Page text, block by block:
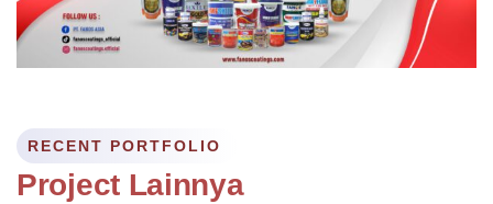
RECENT PORTFOLIO
Project Lainnya